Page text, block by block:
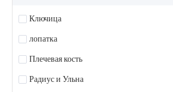
Ключица
лопатка
Плечевая кость
Радиус и Ульна